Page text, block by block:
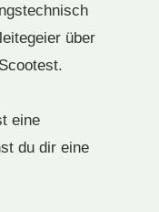
über
eine
du dir eine